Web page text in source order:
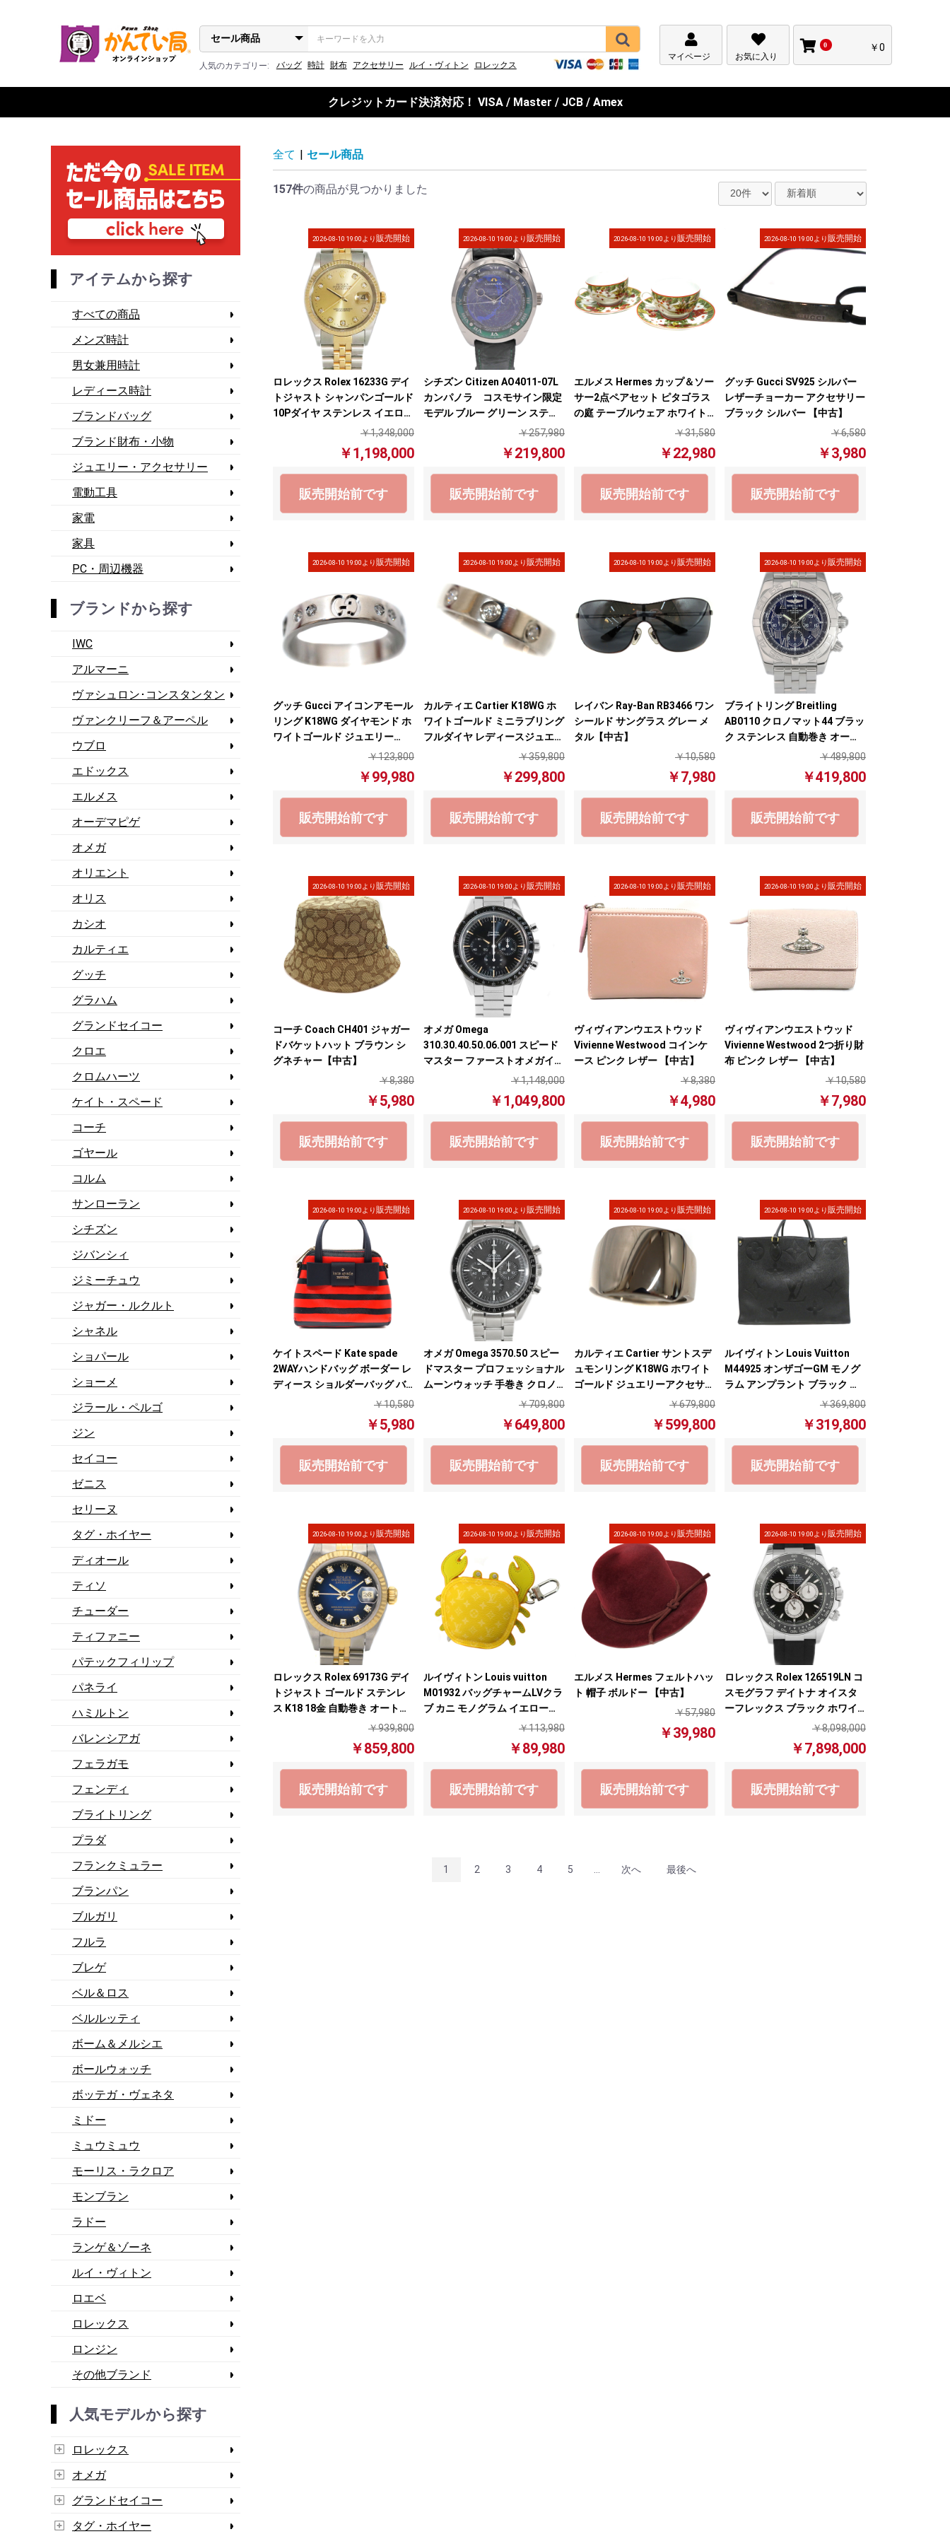
人気のカテゴリー: バッグ 時計 財布 アクセサリー ルイ・ヴィトン ロレックス
マイページ お気に入り
0 ￥0
クレジットカード決済対応！ VISA / Master / JCB / Amex
アイテムから探す
すべての商品
メンズ時計
男女兼用時計
レディース時計
ブランドバッグ
ブランド財布・小物
ジュエリー・アクセサリー
電動工具
家電
家具
PC・周辺機器
ブランドから探す
IWC
アルマーニ
ヴァシュロン･コンスタンタン
ヴァンクリーフ＆アーペル
ウブロ
エドックス
エルメス
オーデマピゲ
オメガ
オリエント
オリス
カシオ
カルティエ
グッチ
グラハム
グランドセイコー
クロエ
クロムハーツ
ケイト・スペード
コーチ
ゴヤール
コルム
サンローラン
シチズン
ジバンシィ
ジミーチュウ
ジャガー・ルクルト
シャネル
ショパール
ショーメ
ジラール・ペルゴ
ジン
セイコー
ゼニス
セリーヌ
タグ・ホイヤー
ディオール
ティソ
チューダー
ティファニー
パテックフィリップ
パネライ
ハミルトン
バレンシアガ
フェラガモ
フェンディ
ブライトリング
プラダ
フランクミュラー
ブランパン
ブルガリ
フルラ
ブレゲ
ベル＆ロス
ベルルッティ
ボーム＆メルシエ
ボールウォッチ
ボッテガ・ヴェネタ
ミドー
ミュウミュウ
モーリス・ラクロア
モンブラン
ラドー
ランゲ＆ゾーネ
ルイ・ヴィトン
ロエベ
ロレックス
ロンジン
その他ブランド
人気モデルから探す
ロレックス
オメガ
グランドセイコー
タグ・ホイヤー
全て | セール商品
157件の商品が見つかりました
2026-08-10 19:00より販売開始
ロレックス Rolex 16233G デイ
トジャスト シャンパンゴールド
10Pダイヤ ステンレス イエロー
ゴールド 自動巻き オートマチ
￥1,348,000
￥1,198,000
販売開始前です
2026-08-10 19:00より販売開始
シチズン Citizen AO4011-07L
カンパノラ コスモサイン限定
モデル ブルー グリーン ステン
レス メンズ 腕時計【中古】
￥257,980
￥219,800
販売開始前です
2026-08-10 19:00より販売開始
エルメス Hermes カップ＆ソー
サー2点ペアセット ピタゴラス
の庭 テーブルウェア ホワイト
￥31,580
￥22,980
販売開始前です
2026-08-10 19:00より販売開始
グッチ Gucci SV925 シルバー
レザーチョーカー アクセサリー
ブラック シルバー 【中古】
￥6,580
￥3,980
販売開始前です
2026-08-10 19:00より販売開始
グッチ Gucci アイコンアモール
リング K18WG ダイヤモンド ホ
ワイトゴールド ジュエリー
￥123,800
￥99,980
販売開始前です
2026-08-10 19:00より販売開始
カルティエ Cartier K18WG ホ
ワイトゴールド ミニラブリング
フルダイヤ レディースジュエリ
ーアクセサリー 【中古】￥359,800
￥299,800
販売開始前です
2026-08-10 19:00より販売開始
レイバン Ray-Ban RB3466 ワン
シールド サングラス グレー メ
タル【中古】
￥10,580
￥7,980
販売開始前です
2026-08-10 19:00より販売開始
ブライトリング Breitling
AB0110 クロノマット44 ブラッ
ク ステンレス 自動巻き オート
マチック メンズ 腕時計【中
￥489,800
￥419,800
販売開始前です
2026-08-10 19:00より販売開始
コーチ Coach CH401 ジャガー
ドバケットハット ブラウン シ
グネチャー【中古】
￥8,380
￥5,980
販売開始前です
2026-08-10 19:00より販売開始
オメガ Omega
310.30.40.50.06.001 スピード
マスター ファーストオメガイン
スペース クロノグラフ ブラッ
￥1,148,000
￥1,049,800
販売開始前です
2026-08-10 19:00より販売開始
ヴィヴィアンウエストウッド
Vivienne Westwood コインケ
ース ピンク レザー 【中古】
￥8,380
￥4,980
販売開始前です
2026-08-10 19:00より販売開始
ヴィヴィアンウエストウッド
Vivienne Westwood 2つ折り財
布 ピンク レザー 【中古】
￥10,580
￥7,980
販売開始前です
2026-08-10 19:00より販売開始
ケイトスペード Kate spade
2WAYハンドバッグ ボーダー レ
ディース ショルダーバッグ バ
￥10,580
￥5,980
販売開始前です
2026-08-10 19:00より販売開始
オメガ Omega 3570.50 スピー
ドマスター プロフェッショナル
ムーンウォッチ 手巻き クロノ
グラフ ブラック ステンレス メ
￥709,800
￥649,800
販売開始前です
2026-08-10 19:00より販売開始
カルティエ Cartier サントスデ
ュモンリング K18WG ホワイト
ゴールド ジュエリーアクセサリ
￥679,800
￥599,800
販売開始前です
2026-08-10 19:00より販売開始
ルイヴィトン Louis Vuitton
M44925 オンザゴーGM モノグ
ラム アンプラント ブラック ト
￥369,800
￥319,800
販売開始前です
2026-08-10 19:00より販売開始
ロレックス Rolex 69173G デイ
トジャスト ゴールド ステンレ
ス K18 18金 自動巻き オートマ
チック レディース 腕時計【中
￥939,800
￥859,800
販売開始前です
2026-08-10 19:00より販売開始
ルイヴィトン Louis vuitton
M01932 バッグチャームLVクラ
ブ カニ モノグラム イエロー
￥113,980
￥89,980
販売開始前です
2026-08-10 19:00より販売開始
エルメス Hermes フェルトハッ
ト 帽子 ボルドー 【中古】
￥57,980
￥39,980
販売開始前です
2026-08-10 19:00より販売開始
ロレックス Rolex 126519LN コ
スモグラフ デイトナ オイスタ
ーフレックス ブラック ホワイ
トゴールド ラバー 自動巻き オ
￥8,098,000
￥7,898,000
販売開始前です
1 2 3 4 5 次へ 最後へ